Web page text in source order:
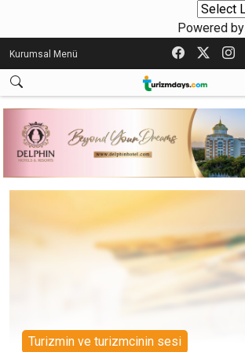
Powered by
Kurumsal Menü
Turizmin ve turizmcinin sesi